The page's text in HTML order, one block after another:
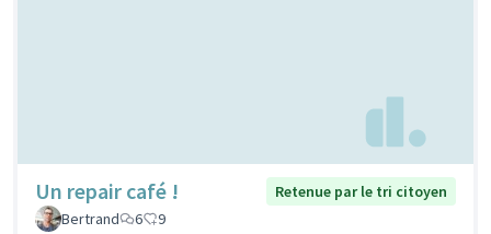
Un repair café !
Retenue par le tri citoyen
Bertrand
6 9